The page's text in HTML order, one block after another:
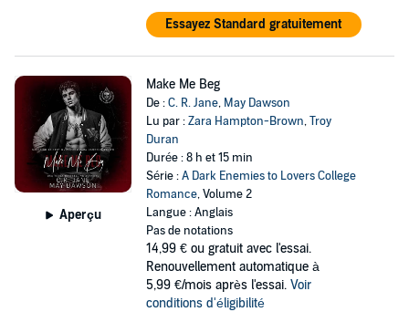
Essayez Standard gratuitement
Aperçu
Make Me Beg
De :C. R. Jane, May Dawson
Lu par :Zara Hampton-Brown,Troy
Duran
Durée : 8 h et 15 min
Série :A Dark Enemies to Lovers College
Romance, Volume 2
Langue : Anglais
Pas de notations
14,99 € ou gratuit avec l'essai.
Renouvellement automatique à
5,99 €/mois après l'essai. Voir
conditions d'éligibilité